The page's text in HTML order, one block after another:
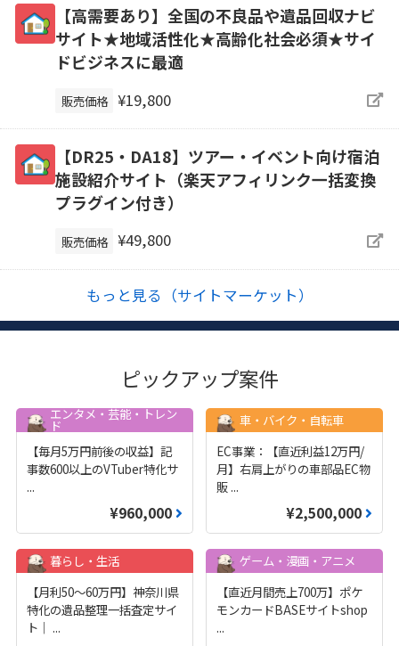
【高需要あり】全国の不良品や遺品回収ナビ
サイト★地域活性化★高齢化社会必須★サイ
ドビジネスに最適
販売価格 ¥19,800
【DR25・DA18】ツアー・イベント向け宿泊
施設紹介サイト（楽天アフィリンク一括変換
プラグイン付き）
販売価格 ¥49,800
もっと見る（サイトマーケット）
ピックアップ案件
エンタメ・芸能・トレン
ド
【毎月5万円前後の収益】記
事数600以上のVTuber特化サ
...
¥960,000
車・バイク・自転車
EC事業：【直近利益12万円/
月】右肩上がりの車部品EC物
販 ...
¥2,500,000
暮らし・生活
【月利50〜60万円】神奈川県
特化の遺品整理一括査定サイ
ト｜ ...
ゲーム・漫画・アニメ
【直近月間売上700万】ポケ
モンカードBASEサイトshop
...